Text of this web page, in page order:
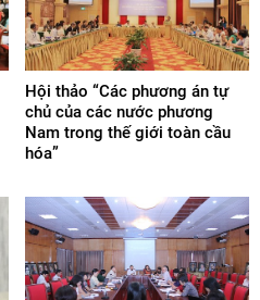
Hội thảo “Các phương án tự
chủ của các nước phương
Nam trong thế giới toàn cầu
hóa”